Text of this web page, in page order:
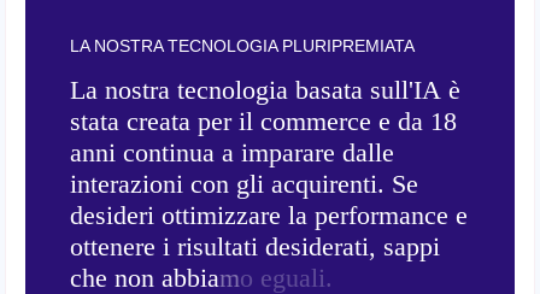
LA NOSTRA TECNOLOGIA PLURIPREMIATA
La nostra tecnologia basata sull'IA è
stata creata per il commerce e da 18
anni continua a imparare dalle
interazioni con gli acquirenti. Se
desideri ottimizzare la performance e
ottenere i risultati desiderati, sappi
che non abbiamo eguali.